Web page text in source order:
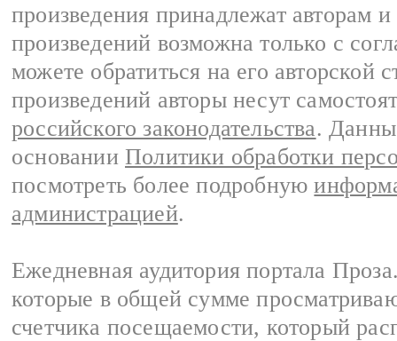
произведения принадлежат авторам
произведений возможна только с
можете обратиться на его авторской
произведений авторы несут
российского законодательства.
основании Политики обработки
посмотреть более подробную
администрацией.
Ежедневная аудитория портала
которые в общей сумме
счетчика посещаемости, который